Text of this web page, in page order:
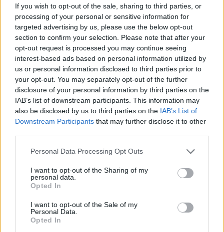
If you wish to opt-out of the sale, sharing to third parties, or
processing of your personal or sensitive information for
targeted advertising by us, please use the below opt-out
section to confirm your selection. Please note that after your
opt-out request is processed you may continue seeing
interest-based ads based on personal information utilized by
us or personal information disclosed to third parties prior to
your opt-out. You may separately opt-out of the further
disclosure of your personal information by third parties on the
IAB’s list of downstream participants. This information may
also be disclosed by us to third parties on the IAB’s List of
Downstream Participants that may further disclose it to other
Personal Data Processing Opt Outs
I want to opt-out of the Sharing of my
personal data.
Opted In
I want to opt-out of the Sale of my
Personal Data.
Opted In
nyugdíjbiztosítást kötők. A kedvezmény az első
egy évben robbanásszerű elmozdulást nem hozott
a piacon, de a tavalyi év tapasztalatai a Magyar
Biztosítók Szövetsége (MABISZ) sajtóközleménye
szerint reményt keltőek.
Évi legfeljebb 130 ezer forint összegben vehetnek igénybe
adókedvezményt a nyugdíjbiztosítással rendelkezők, mely
lehetőség sokak számára tette vonzóvá a hosszútávra
szóló nyugdíjbiztosítási termékeket. Az öngondoskodási
igény térnyerésének növekedését támasztja alá a GfK
Hungária egyik közelmúltbeli felmérése is, amelyből
kiderül, hogy a lakosság nagy részének...
KEDVES OLVASÓNK!
A keresett cikk a portfolio.hu hírarchívumához
tartozik, melynek olvasása előfizetéses
regisztrációhoz kötött.